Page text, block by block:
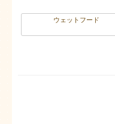
ウェットフード